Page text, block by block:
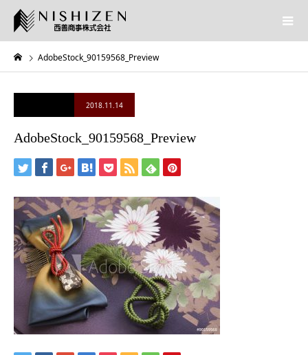
AdobeStock_90159568_Preview
2018.11.14
AdobeStock_90159568_Preview